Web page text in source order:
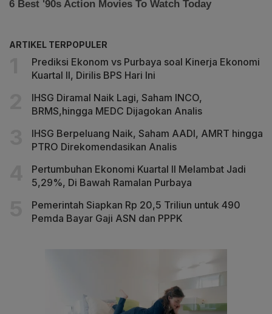
ARTIKEL TERPOPULER
Prediksi Ekonom vs Purbaya soal Kinerja Ekonomi
Kuartal II, Dirilis BPS Hari Ini
IHSG Diramal Naik Lagi, Saham INCO,
BRMS,hingga MEDC Dijagokan Analis
IHSG Berpeluang Naik, Saham AADI, AMRT hingga
PTRO Direkomendasikan Analis
Pertumbuhan Ekonomi Kuartal II Melambat Jadi
5,29%, Di Bawah Ramalan Purbaya
Pemerintah Siapkan Rp 20,5 Triliun untuk 490
Pemda Bayar Gaji ASN dan PPPK